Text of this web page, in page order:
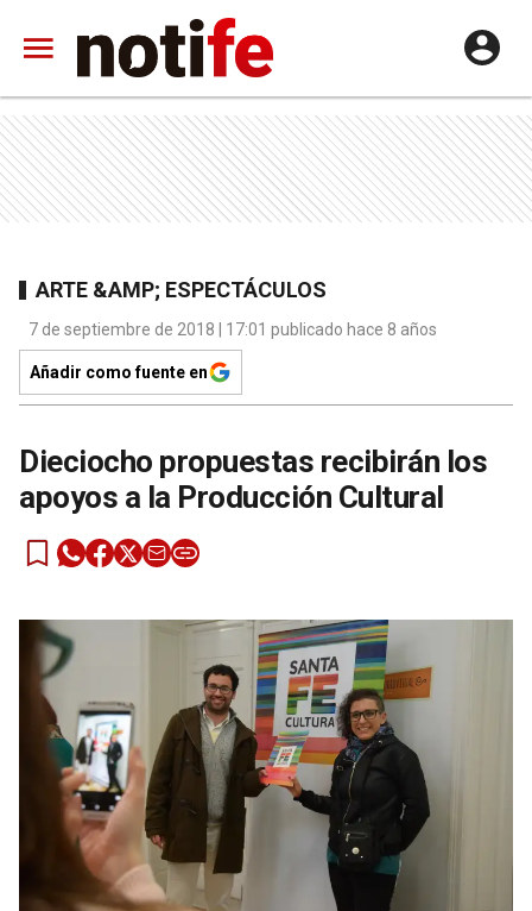
ARTE &AMP; ESPECTÁCULOS
7 de septiembre de 2018 | 17:01 publicado hace 8 años
Añadir como fuente en
Dieciocho propuestas recibirán los
apoyos a la Producción Cultural